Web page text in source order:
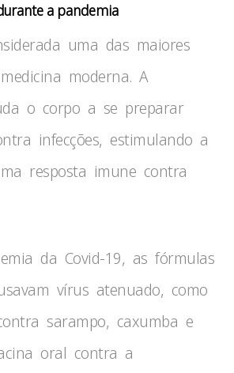
a pandemia
uma das maiores
moderna. A
o corpo a se preparar
infecções, estimulando a
resposta imune contra
da Covid-19, as fórmulas
vírus atenuado, como
sarampo, caxumba e
oral contra a